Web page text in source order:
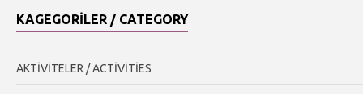
KAGEGORILER / CATEGORY
AKTİVİTELER / ACTİVİTİES